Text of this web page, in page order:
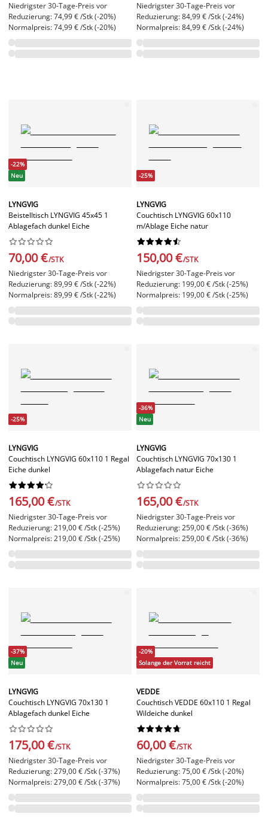
Niedrigster 30-Tage-Preis vor
Reduzierung: 74,99 € /Stk (-20%)
Normalpreis: 74,99 € /Stk (-20%)
Niedrigster 30-Tage-Preis vor
Reduzierung: 84,99 € /Stk (-24%)
Normalpreis: 84,99 € /Stk (-24%)
-22%
Neu
LYNGVIG
Beistelltisch LYNGVIG 45x45 1
Ablagefach dunkel Eiche






70,00 €/STK
Niedrigster 30-Tage-Preis vor
Reduzierung: 89,99 € /Stk (-22%)
Normalpreis: 89,99 € /Stk (-22%)
-25%
LYNGVIG
Couchtisch LYNGVIG 60x110
m/Ablage Eiche natur






150,00 €/STK
Niedrigster 30-Tage-Preis vor
Reduzierung: 199,00 € /Stk (-25%)
Normalpreis: 199,00 € /Stk (-25%)
-25%
LYNGVIG
Couchtisch LYNGVIG 60x110 1 Regal
Eiche dunkel






165,00 €/STK
Niedrigster 30-Tage-Preis vor
Reduzierung: 219,00 € /Stk (-25%)
Normalpreis: 219,00 € /Stk (-25%)
-36%
Neu
LYNGVIG
Couchtisch LYNGVIG 70x130 1
Ablagefach natur Eiche






165,00 €/STK
Niedrigster 30-Tage-Preis vor
Reduzierung: 259,00 € /Stk (-36%)
Normalpreis: 259,00 € /Stk (-36%)
-37%
Neu
LYNGVIG
Couchtisch LYNGVIG 70x130 1
Ablagefach dunkel Eiche






175,00 €/STK
Niedrigster 30-Tage-Preis vor
Reduzierung: 279,00 € /Stk (-37%)
Normalpreis: 279,00 € /Stk (-37%)
-20%
Solange der Vorrat reicht
VEDDE
Couchtisch VEDDE 60x110 1 Regal
Wildeiche dunkel






60,00 €/STK
Niedrigster 30-Tage-Preis vor
Reduzierung: 75,00 € /Stk (-20%)
Normalpreis: 75,00 € /Stk (-20%)